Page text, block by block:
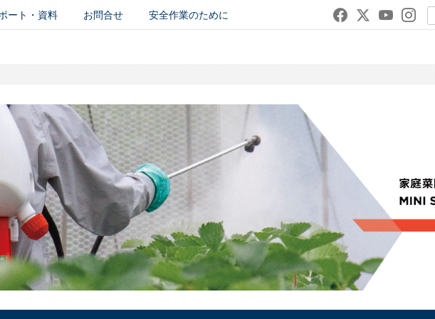
ート・資料 お問合せ 安全作業のために